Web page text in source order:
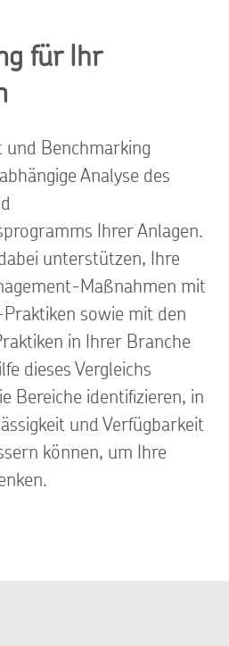
für Ihr
und Benchmarking
Analyse des
Ihrer Anlagen.
unterstützen, Ihre
Maßnahmen mit
sowie mit den
in Ihrer Branche
dieses Vergleichs
Bereiche identifizieren, in
und Verfügbarkeit
können, um Ihre